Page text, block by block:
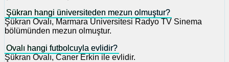
Şükran hangi üniversiteden mezun olmuştur?
Şükran Ovalı, Marmara Üniversitesi Radyo TV Sinema
bölümünden mezun olmuştur.
Ovalı hangi futbolcuyla evlidir?
Şükran Ovalı, Caner Erkin ile evlidir.